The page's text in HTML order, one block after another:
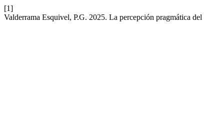
[1]
Valderrama Esquivel, P.G. 2025. La percepción pragmática